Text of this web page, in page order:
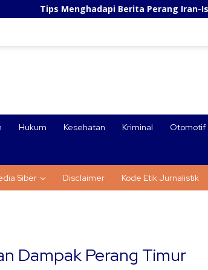
Berita Perang Iran-Israel: Cegah Panic
Hukum Kesehatan Kriminal Otomotif
Siber Disclaimer Kode Etik Jurnalistik
Dampak Perang Timur